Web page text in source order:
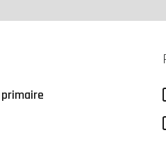
primaire